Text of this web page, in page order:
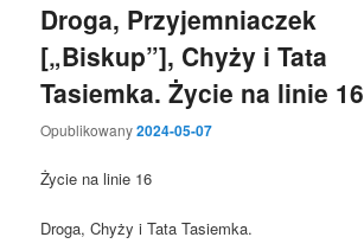
Droga, Przyjemniaczek
[„Biskup”], Chyży i Tata
Tasiemka. Życie na linie 16
Opublikowany2024-05-07
Życie na linie 16
Droga, Chyży i Tata Tasiemka.